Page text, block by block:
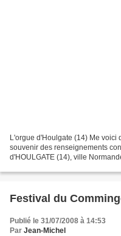
L'orgue d'Houlgate (14) Me voici
souvenir des renseignements
d'HOULGATE (14), ville
Festival du
Publié le 31/07/2008 à 14:53
Par Jean-Michel